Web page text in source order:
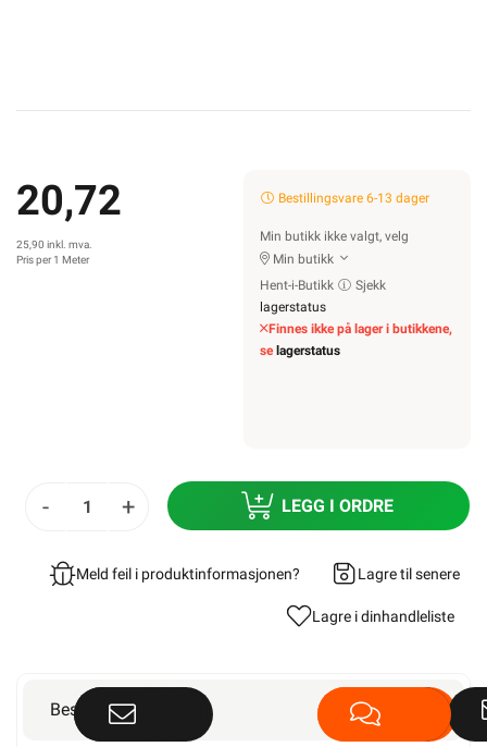
20,72
25,90 inkl. mva.
Pris per 1 Meter
Bestillingsvare 6-13 dager
Min butikk ikke valgt, velg
Min butikk
Hent-i-Butikk
Sjekk
lagerstatus
Finnes ikke på lager i butikkene,
se lagerstatus
- + LEGG I ORDRE
Meld feil i produktinformasjonen? Lagre til senere
Lagre i dinhandleliste
Beskrivelse